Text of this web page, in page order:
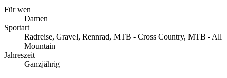
Für wen
Damen
Sportart
Radreise, Gravel, Rennrad, MTB - Cross Country, MTB - All
Mountain
Jahreszeit
Ganzjährig